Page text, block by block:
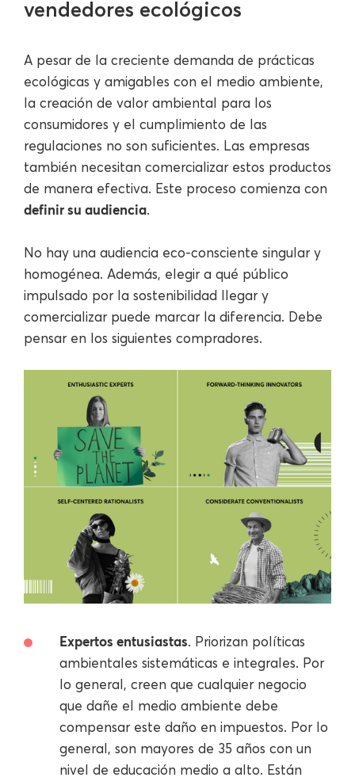
vendedores ecológicos
A pesar de la creciente demanda de prácticas
ecológicas y amigables con el medio ambiente,
la creación de valor ambiental para los
consumidores y el cumplimiento de las
regulaciones no son suficientes. Las empresas
también necesitan comercializar estos productos
de manera efectiva. Este proceso comienza con
definir su audiencia.
No hay una audiencia eco-consciente singular y
homogénea. Además, elegir a qué público
impulsado por la sostenibilidad llegar y
comercializar puede marcar la diferencia. Debe
pensar en los siguientes compradores.
Expertos entusiastas. Priorizan políticas
ambientales sistemáticas e integrales. Por
lo general, creen que cualquier negocio
que dañe el medio ambiente debe
compensar este daño en impuestos. Por lo
general, son mayores de 35 años con un
nivel de educación medio a alto. Están